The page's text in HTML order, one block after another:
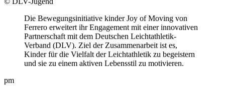
Die Bewegungsinitiative kinder Joy of Moving von
Ferrero erweitert ihr Engagement mit einer innovativen
Partnerschaft mit dem Deutschen Leichtathletik-
Verband (DLV). Ziel der Zusammenarbeit ist es,
Kinder für die Vielfalt der Leichtathletik zu begeistern
und sie zu einem aktiven Lebensstil zu motivieren.
pm